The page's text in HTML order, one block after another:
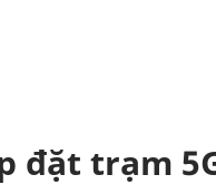
đặt trạm